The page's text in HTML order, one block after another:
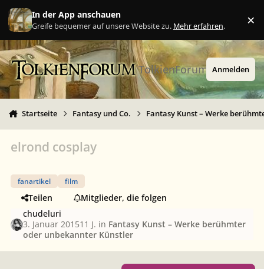
Zu Inhalt springen
In der App anschauen
Greife bequemer auf unsere Website zu. Mehr erfahren. ×
TolkienForum Anmelden
Startseite Fantasy und Co. Fantasy Kunst – Werke
elrond cosplay
fanartikel film
Teilen
Mitglieder, die folgen
chudeluri
3. Januar 201511 J. in Fantasy Kunst – Werke berühmter
oder unbekannter Künstler